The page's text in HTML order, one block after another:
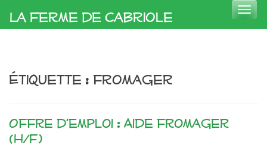
La Ferme de Cabriole
Toggle
Étiquette : fromager
Offre d’emploi : Aide fromager
(H/F)